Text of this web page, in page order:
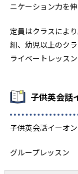
ニケーション力を伸
定員はクラスによ
組、幼児以上のク
ライベートレッス
子供英会話
子供英会話イーオ
グループレッスン